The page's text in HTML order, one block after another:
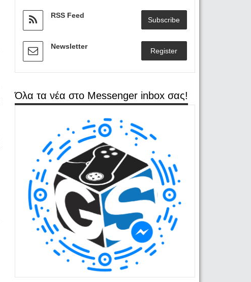
RSS Feed
Subscribe
Newsletter
Register
Όλα τα νέα στο Messenger inbox σας!